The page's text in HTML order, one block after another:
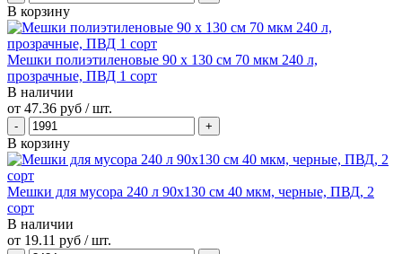
В корзину
Мешки полиэтиленовые 90 х 130 см 70 мкм 240 л,
прозрачные, ПВД 1 сорт
В наличии
от 47.36 руб / шт.
В корзину
Мешки для мусора 240 л 90х130 см 40 мкм, черные, ПВД, 2
сорт
В наличии
от 19.11 руб / шт.